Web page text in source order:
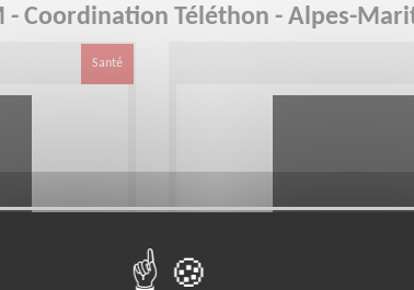
- Coordination Téléthon - Alpes-
Santé